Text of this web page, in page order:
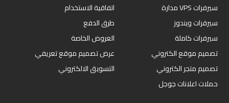
سيرفرات VPS مدارة
سيرفرات ويندوز
سيرفرات كاملة
تصميم موقع الكتروني
تصميم متجر الكتروني
حملات اعلانات جوجل
اتفاقية الاستخدام
طرق الدفع
العروض الخاصة
عرض تصميم موقع تعريفي
التسويق الالكتروني